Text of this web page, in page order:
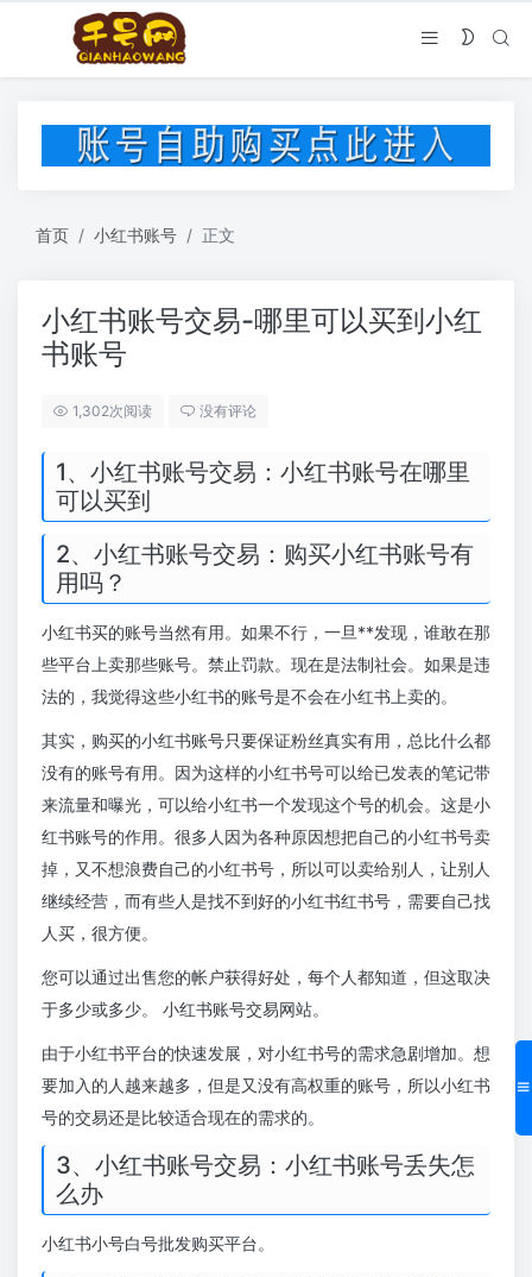
首页 小红书账号 正文
小红书账号交易-哪里可以买到小红
书账号
1,302次阅读 没有评论
1、小红书账号交易：小红书账号在哪里
可以买到
2、小红书账号交易：购买小红书账号有
用吗？
小红书买的账号当然有用。如果不行，一旦**发现，谁敢在那
些平台上卖那些账号。禁止罚款。现在是法制社会。如果是违
法的，我觉得这些小红书的账号是不会在小红书上卖的。
其实，购买的小红书账号只要保证粉丝真实有用，总比什么都
没有的账号有用。因为这样的小红书号可以给已发表的笔记带
来流量和曝光，可以给小红书一个发现这个号的机会。这是小
红书账号的作用。很多人因为各种原因想把自己的小红书号卖
掉，又不想浪费自己的小红书号，所以可以卖给别人，让别人
继续经营，而有些人是找不到好的小红书红书号，需要自己找
人买，很方便。
您可以通过出售您的帐户获得好处，每个人都知道，但这取决
于多少或多少。 小红书账号交易网站。
由于小红书平台的快速发展，对小红书号的需求急剧增加。想
要加入的人越来越多，但是又没有高权重的账号，所以小红书
号的交易还是比较适合现在的需求的。
3、小红书账号交易：小红书账号丢失怎
么办
小红书小号白号批发购买平台。